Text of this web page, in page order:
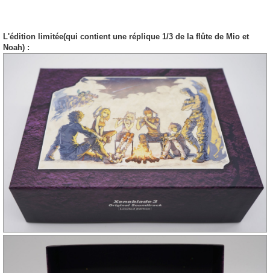
L'édition limitée(qui contient une réplique 1/3 de la flûte de Mio et
Noah) :